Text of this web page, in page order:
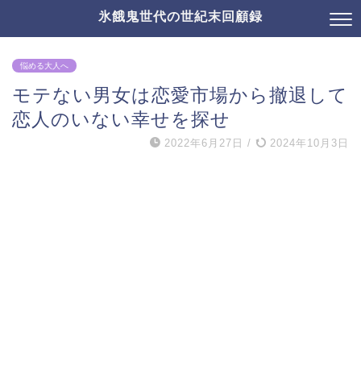
氷餓鬼世代の世紀末回顧録
悩める大人へ
モテない男女は恋愛市場から撤退して
恋人のいない幸せを探せ
2022年6月27日 / 2024年10月3日